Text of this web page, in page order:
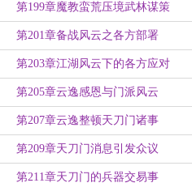
第199章魔教蛮荒压境武林谋策
第201章备战风云之各方部署
第203章江湖风云下的各方应对
第205章云逸感恩与门派风云
第207章云逸整顿天刀门诸事
第209章天刀门消息引发众议
第211章天刀门的兵器交易事